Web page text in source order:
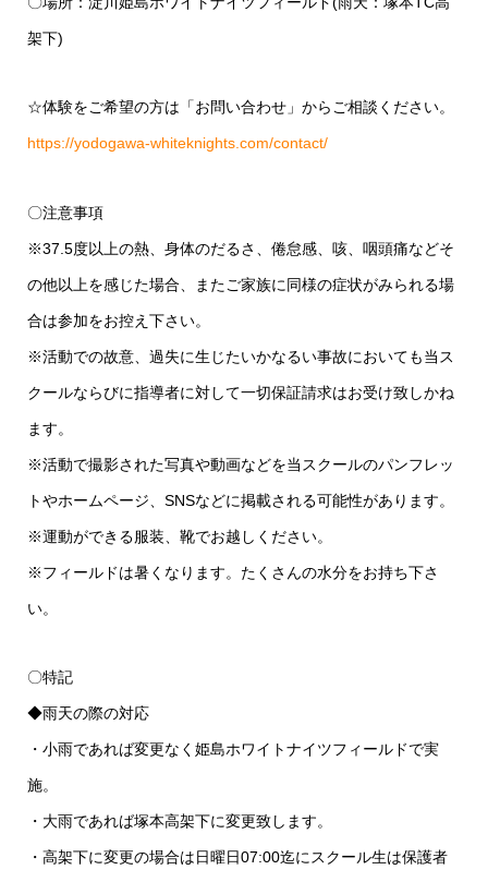
架下)
☆体験をご希望の方は「お問い合わせ」からご相談ください。
https://yodogawa-whiteknights.com/contact/
〇注意事項
※37.5度以上の熱、身体のだるさ、倦怠感、咳、咽頭痛などそ
の他以上を感じた場合、またご家族に同様の症状がみられる場
合は参加をお控え下さい。
※活動での故意、過失に生じたいかなるい事故においても当ス
クールならびに指導者に対して一切保証請求はお受け致しかね
ます。
※活動で撮影された写真や動画などを当スクールのパンフレッ
トやホームページ、SNSなどに掲載される可能性があります。
※運動ができる服装、靴でお越しください。
※フィールドは暑くなります。たくさんの水分をお持ち下さ
い。
〇特記
◆雨天の際の対応
・小雨であれば変更なく姫島ホワイトナイツフィールドで実
施。
・大雨であれば塚本高架下に変更致します。
・高架下に変更の場合は日曜日07:00迄にスクール生は保護者